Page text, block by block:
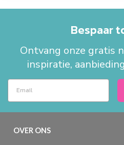
Bespaar
Ontvang onze gratis
inspiratie,
OVER ONS